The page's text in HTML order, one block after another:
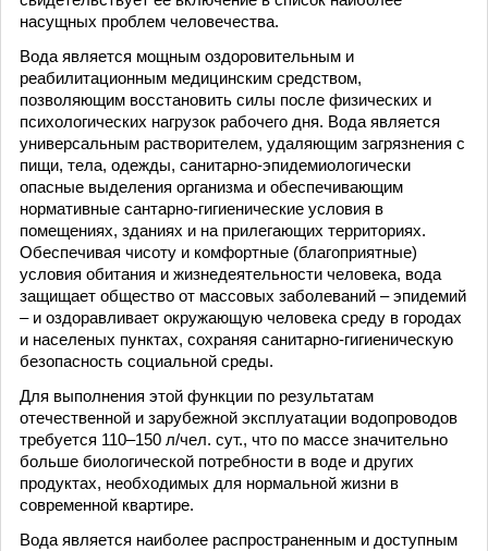
насущных проблем человечества.
Вода является мощным оздоровительным и
реабилитационным медицинским средством,
позволяющим восстановить силы после физических и
психологических нагрузок рабочего дня. Вода является
универсальным растворителем, удаляющим загрязнения с
пищи, тела, одежды, санитарно-эпидемиологически
опасные выделения организма и обеспечивающим
нормативные сантарно-гигиенические условия в
помещениях, зданиях и на прилегающих территориях.
Обеспечивая чисоту и комфортные (благоприятные)
условия обитания и жизнедеятельности человека, вода
защищает общество от массовых заболеваний – эпидемий
– и оздоравливает окружающую человека среду в городах
и населеных пунктах, сохраняя санитарно-гигиеническую
безопасность социальной среды.
Для выполнения этой функции по результатам
отечественной и зарубежной эксплуатации водопроводов
требуется 110–150 л/чел. сут., что по массе значительно
больше биологической потребности в воде и других
продуктах, необходимых для нормальной жизни в
современной квартире.
Вода является наиболее распространенным и доступным